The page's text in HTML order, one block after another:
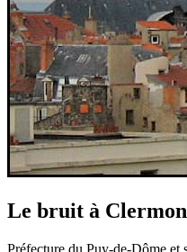
Le bruit à
Préfecture du Puy-de-Dôme